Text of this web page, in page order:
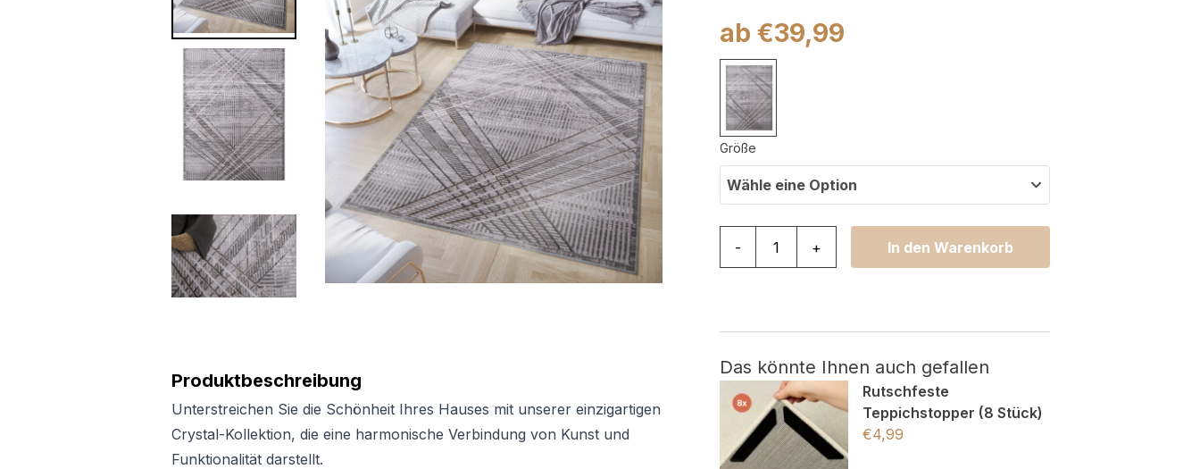
Produktbeschreibung
Unterstreichen Sie die Schönheit Ihres Hauses mit unserer einzigartigen
Crystal-Kollektion, die eine harmonische Verbindung von Kunst und
Funktionalität darstellt.
ab €39,99
Größe
Wähle eine Option
- + In den Warenkorb
Das könnte Ihnen auch gefallen
Rutschfeste
Teppichstopper (8 Stück)
€4,99